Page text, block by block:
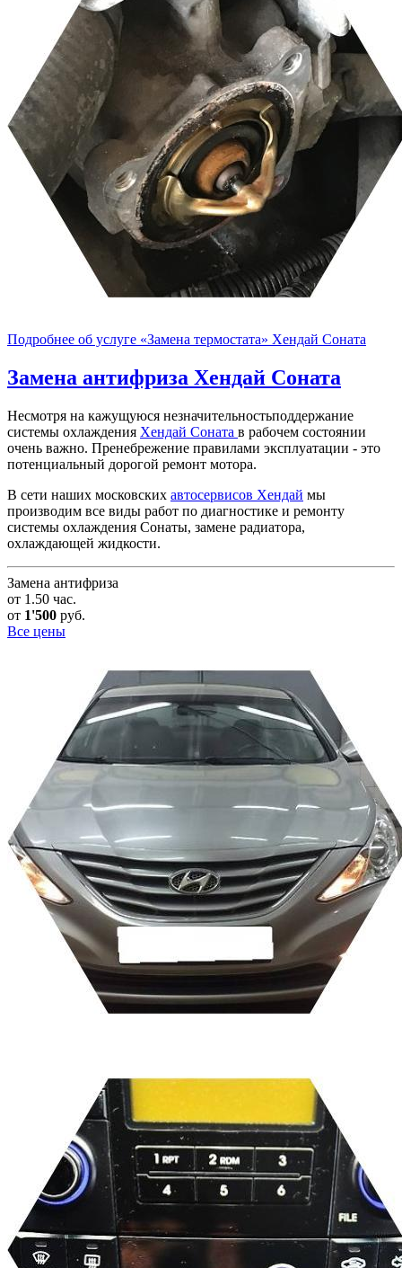
Подробнее об услуге «Замена термостата» Хендай Соната
Замена антифриза Хендай Соната
Несмотря на кажущуюся незначительностьподдержание
системы охлаждения Хендай Соната в рабочем состоянии
очень важно. Пренебрежение правилами эксплуатации - это
потенциальный дорогой ремонт мотора.
В сети наших московских автосервисов Хендай мы
производим все виды работ по диагностике и ремонту
системы охлаждения Сонаты, замене радиатора,
охлаждающей жидкости.
Замена антифриза
от 1.50 час.
от 1'500 руб.
Все цены